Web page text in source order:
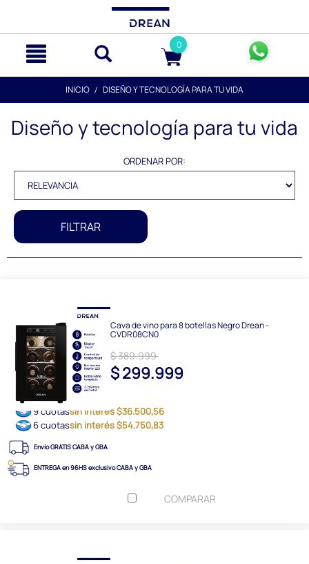
0
INICIO DISEÑO Y TECNOLOGÍA PARA TU VIDA
Diseño y tecnología para tu vida
ORDENAR POR:
FILTRAR
Cava de vino para 8 botellas Negro Drean -
CVDR08CN0
$ 389.999
$ 299.999
9 cuotassin interés $36.500,56
6 cuotassin interés $54.750,83
Envío GRATIS CABA y GBA
ENTREGA en 96HS exclusivo CABA y GBA
COMPARAR